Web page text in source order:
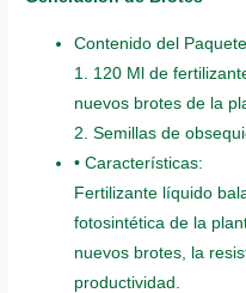
Contenido del
1. 120 Ml de
nuevos brotes de la
2. Semillas de
• Características:
Fertilizante líquido
fotosintética de la
nuevos brotes, la
productividad.